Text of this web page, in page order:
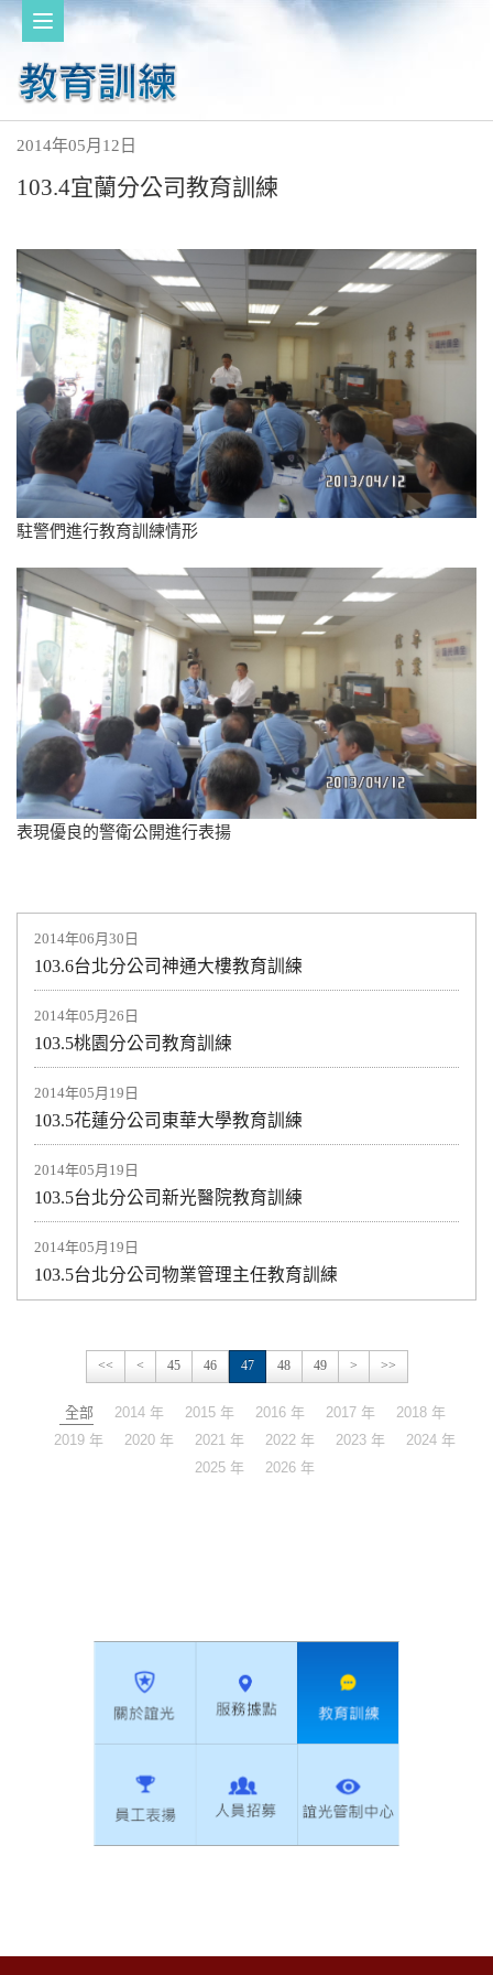
2014年06月30日
103.6台北分公司神通大樓教育訓練
2014年05月26日
103.5桃園分公司教育訓練
2014年05月19日
103.5花蓮分公司東華大學教育訓練
2014年05月19日
103.5台北分公司新光醫院教育訓練
2014年05月19日
103.5台北分公司物業管理主任教育訓練
<< < 45 46 47 48 49 > >>
全部 2014 年 2015 年 2016 年 2017 年
2018 年
2019 年
2020 年 2021 年 2022 年 2023 年
2024 年
2025 年
2026 年
2014年05月12日
103.4宜蘭分公司教育訓練
駐警們進行教育訓練情形
表現優良的警衛公開進行表揚